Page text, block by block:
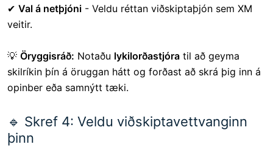
✔ Val á netþjóni - Veldu réttan viðskiptaþjón sem XM
veitir.
💡 Öryggisráð: Notaðu lykilorðastjóra til að geyma
skilríkin þín á öruggan hátt og forðast að skrá þig inn á
opinber eða samnýtt tæki.
🔹 Skref 4: Veldu viðskiptavettvanginn
þinn